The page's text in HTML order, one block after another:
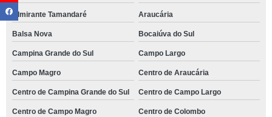
Almirante Tamandaré Araucária
Balsa Nova Bocaiúva do Sul
Campina Grande do Sul Campo Largo
Campo Magro Centro de Araucária
Centro de Campina Grande do Sul Centro de Campo Largo
Centro de Campo Magro Centro de Colombo